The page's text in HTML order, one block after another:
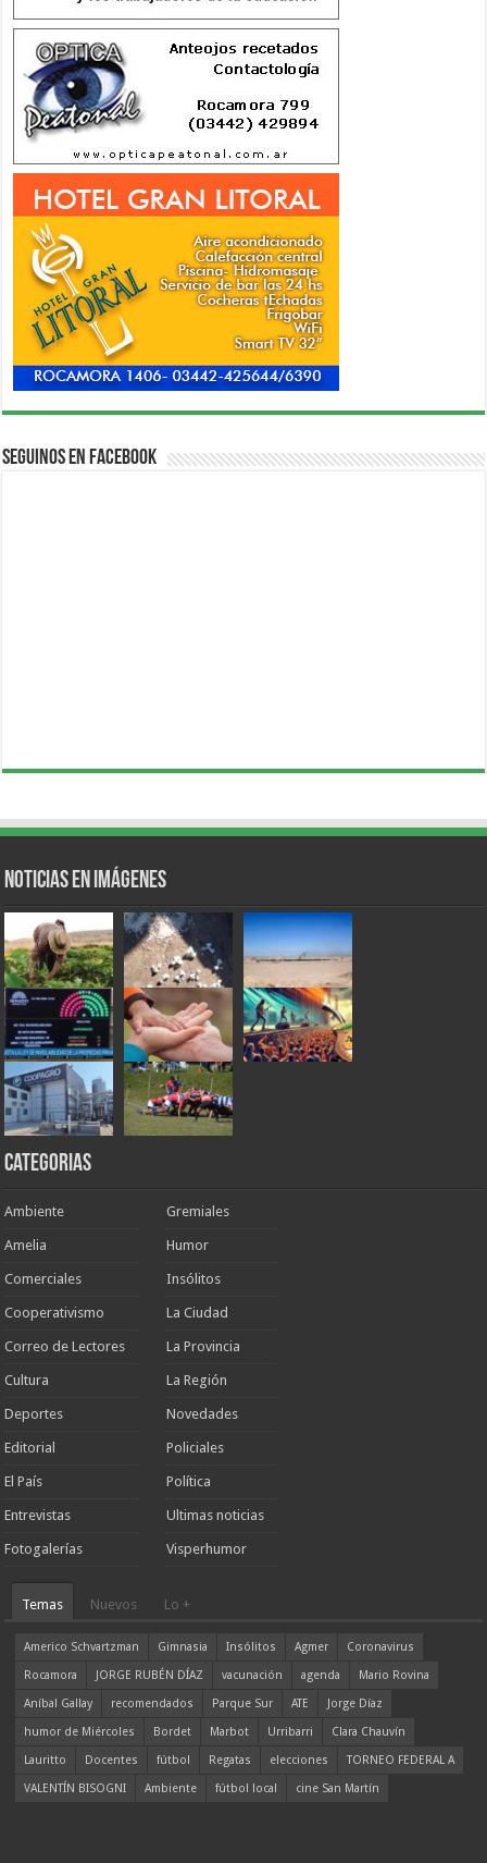
Seguinos en Facebook
Noticias en Imágenes
Categorias
Ambiente
Amelia
Comerciales
Cooperativismo
Correo de Lectores
Cultura
Deportes
Editorial
El País
Entrevistas
Fotogalerías
Gremiales
Humor
Insólitos
La Ciudad
La Provincia
La Región
Novedades
Policiales
Política
Ultimas noticias
Visperhumor
Temas Nuevos Lo +
Americo Schvartzman Gimnasia Insólitos Agmer
Coronavirus
Rocamora
JORGE RUBÉN DÍAZ vacunación agenda
Mario Rovina
Aníbal Gallay
recomendados Parque Sur ATE
Jorge Díaz
humor de Miércoles
Bordet Marbot Urribarri
Clara Chauvín
Lauritto
Docentes fútbol Regatas elecciones
TORNEO FEDERAL A
VALENTÍN BISOGNI
Ambiente fútbol local cine San Martín